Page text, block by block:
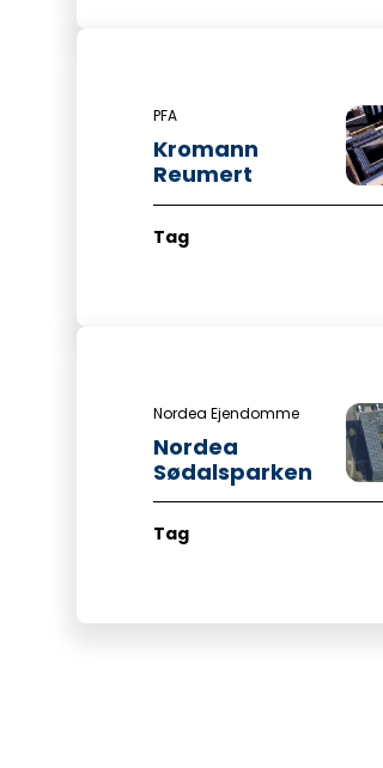
PFA
Kromann
Reumert
Tag
Nordea Ejendomme
Nordea
Sødalsparken
Tag